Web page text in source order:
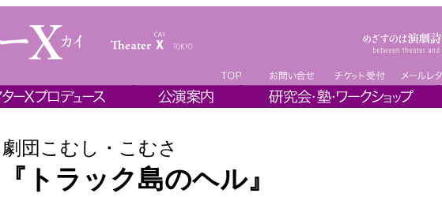
劇団こむし・こむさ
『トラック島のヘル』